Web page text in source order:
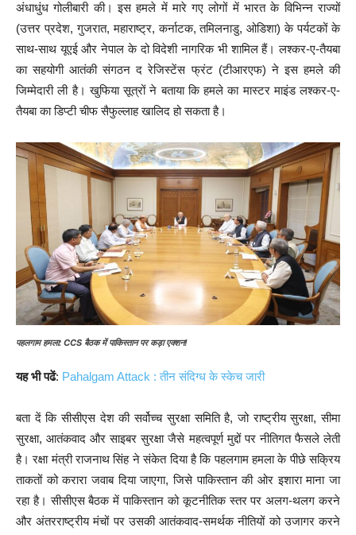
अंधाधुंध गोलीबारी की। इस हमले में मारे गए लोगों में भारत के विभिन्न राज्यों
(उत्तर प्रदेश, गुजरात, महाराष्ट्र, कर्नाटक, तमिलनाडु, ओडिशा) के पर्यटकों के
साथ-साथ यूएई और नेपाल के दो विदेशी नागरिक भी शामिल हैं। लश्कर-ए-तैयबा
का सहयोगी आतंकी संगठन द रेजिस्टेंस फ्रंट (टीआरएफ) ने इस हमले की
जिम्मेदारी ली है। खुफिया सूत्रों ने बताया कि हमले का मास्टर माइंड लश्कर-ए-
तैयबा का डिप्टी चीफ सैफुल्लाह खालिद हो सकता है।
पहलगाम हमला: CCS बैठक में पाकिस्तान पर कड़ा एक्शन!
यह भी पढें: Pahalgam Attack : तीन संदिग्ध के स्केच जारी
बता दें कि सीसीएस देश की सर्वोच्च सुरक्षा समिति है, जो राष्ट्रीय सुरक्षा, सीमा
सुरक्षा, आतंकवाद और साइबर सुरक्षा जैसे महत्वपूर्ण मुद्दों पर नीतिगत फैसले लेती
है। रक्षा मंत्री राजनाथ सिंह ने संकेत दिया है कि पहलगाम हमला के पीछे सक्रिय
ताकतों को करारा जवाब दिया जाएगा, जिसे पाकिस्तान की ओर इशारा माना जा
रहा है। सीसीएस बैठक में पाकिस्तान को कूटनीतिक स्तर पर अलग-थलग करने
और अंतरराष्ट्रीय मंचों पर उसकी आतंकवाद-समर्थक नीतियों को उजागर करने